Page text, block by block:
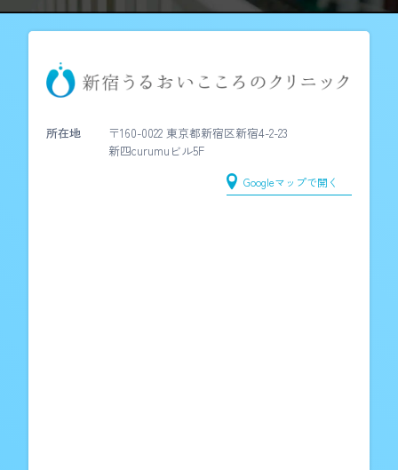
所在地
〒160-0022 東京都新宿区新宿4-2-23
新四curumuビル5F
Googleマップで開く